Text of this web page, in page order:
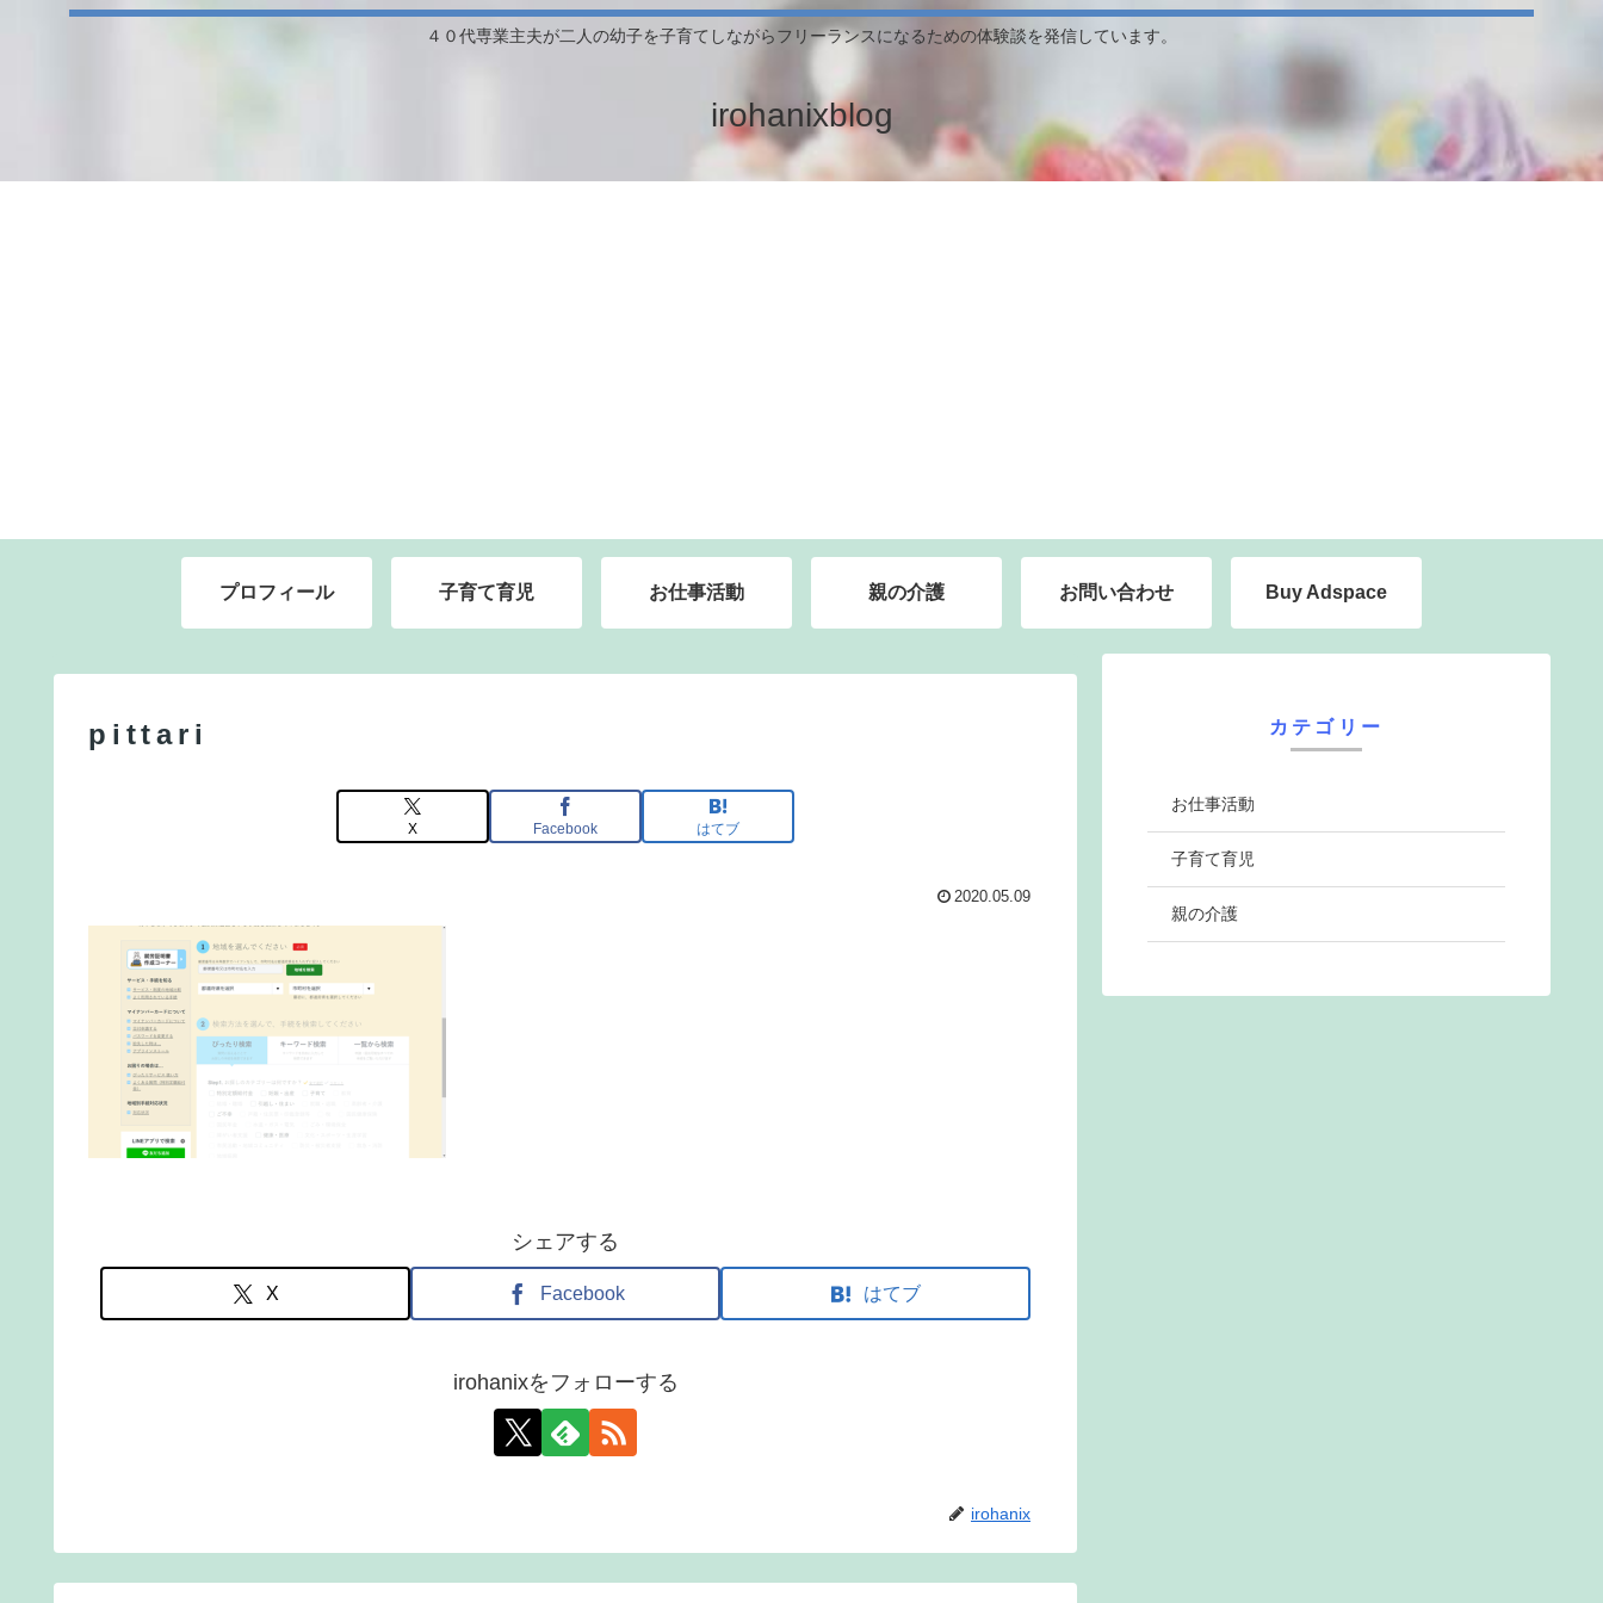
４０代専業主夫が二人の幼子を子育てしながらフリーランスになるための体験談を発信しています。
irohanixblog
プロフィール 子育て育児 お仕事活動 親の介護 お問い合わせ Buy Adspace
pittari
X Facebook はてブ
2020.05.09
シェアする
X Facebook はてブ
irohanixをフォローする
irohanix
カテゴリー
お仕事活動
子育て育児
親の介護